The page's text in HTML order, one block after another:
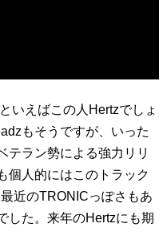
いえばこの人Hertzでしょ
もそうですが、いった
テラン勢による強力リリ
個人的にはこのトラック
近のTRONICっぽさもあ
した。来年のHertzにも期